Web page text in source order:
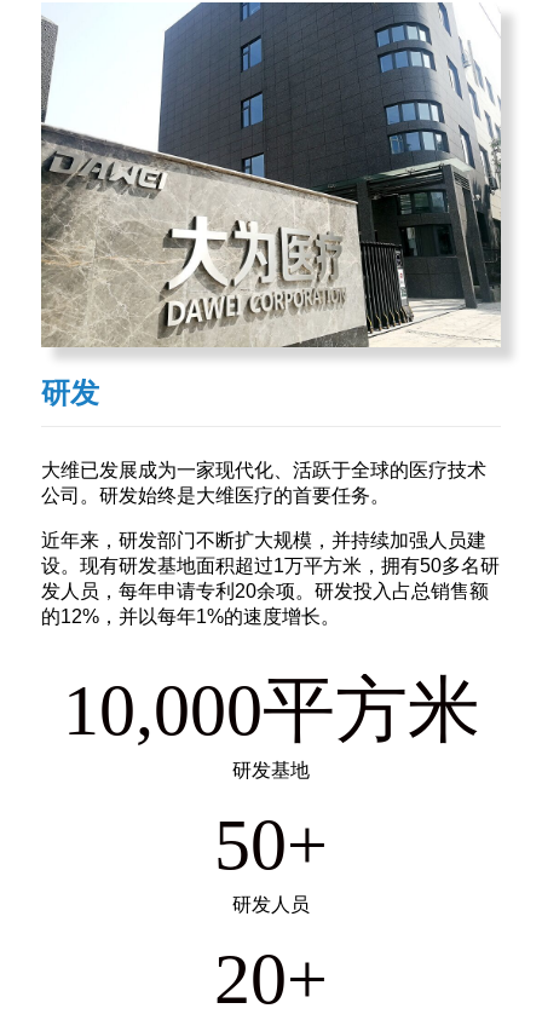
研发
大维已发展成为一家现代化、活跃于全球的医疗技术
公司。研发始终是大维医疗的首要任务。
近年来，研发部门不断扩大规模，并持续加强人员建
设。现有研发基地面积超过1万平方米，拥有50多名研
发人员，每年申请专利20余项。研发投入占总销售额
的12%，并以每年1%的速度增长。
10,000平方米
研发基地
50+
研发人员
20+